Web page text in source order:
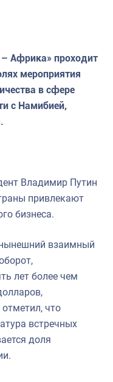
Африка» проходит
мероприятия
в сфере
с Намибией,
Владимир Путин
привлекают
бизнеса.
взаимный
лет более чем
что
встречных
доля